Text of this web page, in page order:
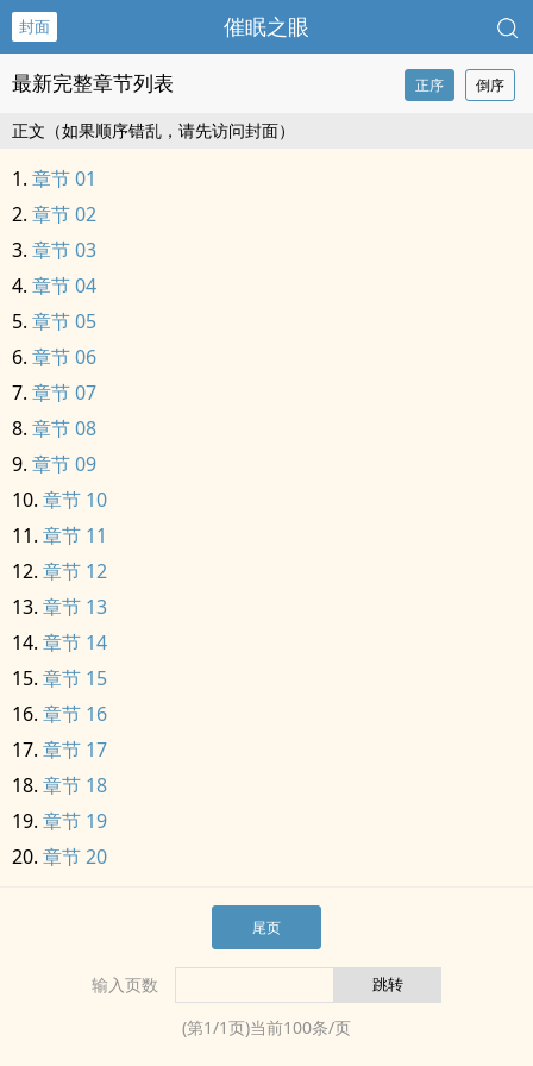
封面 催眠之眼
最新完整章节列表 正序 倒序
正文（如果顺序错乱，请先访问封面）
章节 01
章节 02
章节 03
章节 04
章节 05
章节 06
章节 07
章节 08
章节 09
章节 10
章节 11
章节 12
章节 13
章节 14
章节 15
章节 16
章节 17
章节 18
章节 19
章节 20
尾页
输入页数
(第1/1页)当前100条/页